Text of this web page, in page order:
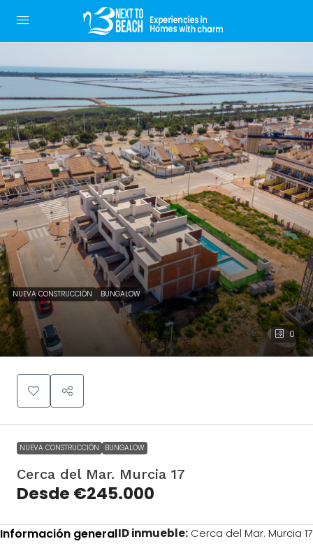
0
NUEVA CONSTRUCCIÓN BUNGALOW
Cerca del Mar.
€245.000
NUEVA CONSTRUCCIÓN BUNGALOW
Cerca del Mar. Murcia 17
Desde €245.000
Información generalID inmueble: Cerca del Mar. Murcia 17